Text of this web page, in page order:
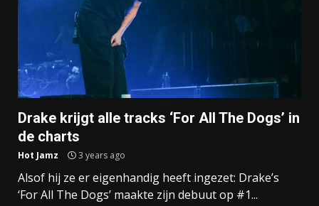
Drake krijgt alle tracks ‘For All The Dogs’ in
de charts
Hot Jamz 3 years ago
Alsof hij ze er eigenhandig heeft ingezet: Drake’s
‘For All The Dogs’ maakte zijn debuut op #1...